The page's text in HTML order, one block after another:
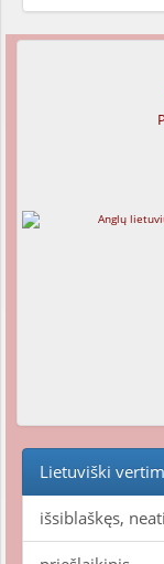
Lietuviški
išsiblaškęs,